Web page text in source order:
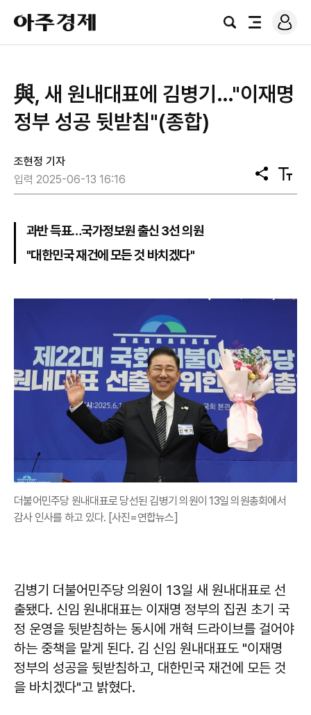
아
주
경
검
전
로
그
與, 새 원내대표에 김병기…"이재명
정부 성공 뒷받침"(종합)
조현정 기자
입력 2025-06-13 16:16
공
유
텍
스
과반 득표…국가정보원 출신 3선 의원
"대한민국 재건에 모든 것 바치겠다"
더불어민주당 원내대표로 당선된 김병기 의원이 13일 의원총회에서
감사 인사를 하고 있다. [사진=연합뉴스]
김병기 더불어민주당 의원이 13일 새 원내대표로 선
출됐다. 신임 원내대표는 이재명 정부의 집권 초기 국
정 운영을 뒷받침하는 동시에 개혁 드라이브를 걸어야
하는 중책을 맡게 된다. 김 신임 원내대표도 "이재명
정부의 성공을 뒷받침하고, 대한민국 재건에 모든 것
을 바치겠다"고 밝혔다.